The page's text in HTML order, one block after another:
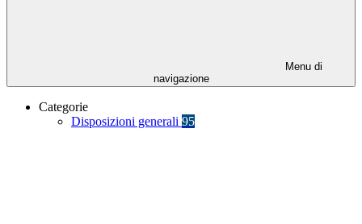
Menu di
navigazione
Categorie
Disposizioni generali 95